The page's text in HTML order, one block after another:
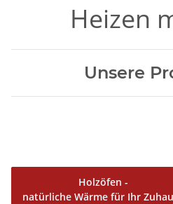
Heizen
Unsere
Holzöfen -
natürliche Wärme für Ihr